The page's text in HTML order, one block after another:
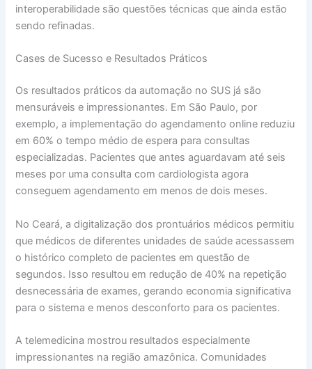
interoperabilidade são questões técnicas que ainda estão
sendo refinadas.
Cases de Sucesso e Resultados Práticos
Os resultados práticos da automação no SUS já são
mensuráveis e impressionantes. Em São Paulo, por
exemplo, a implementação do agendamento online reduziu
em 60% o tempo médio de espera para consultas
especializadas. Pacientes que antes aguardavam até seis
meses por uma consulta com cardiologista agora
conseguem agendamento em menos de dois meses.
No Ceará, a digitalização dos prontuários médicos permitiu
que médicos de diferentes unidades de saúde acessassem
o histórico completo de pacientes em questão de
segundos. Isso resultou em redução de 40% na repetição
desnecessária de exames, gerando economia significativa
para o sistema e menos desconforto para os pacientes.
A telemedicina mostrou resultados especialmente
impressionantes na região amazônica. Comunidades